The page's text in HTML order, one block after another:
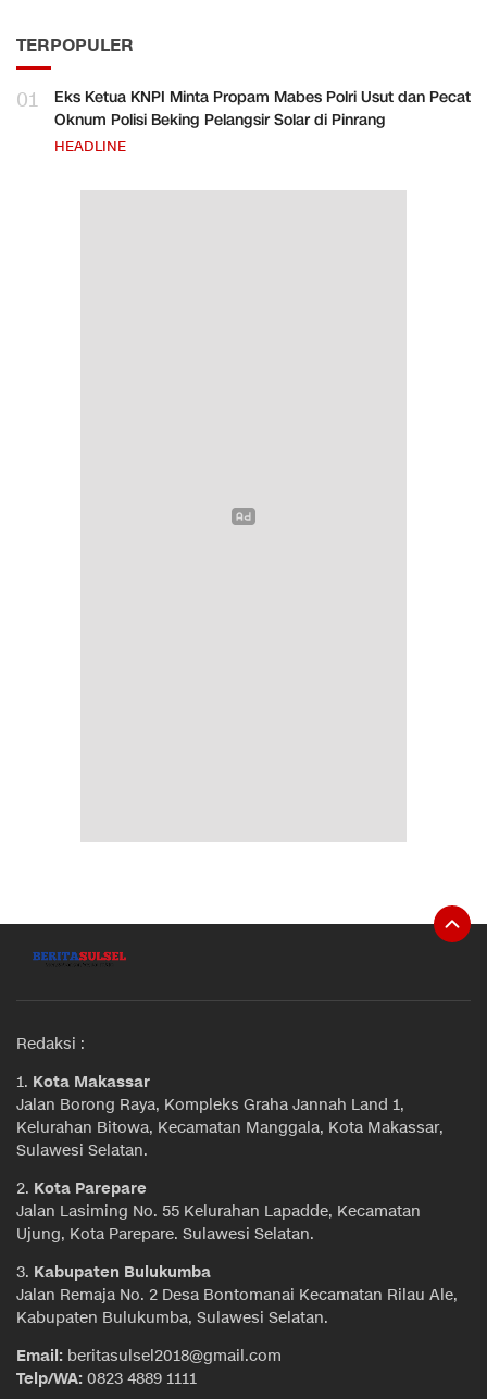
TERPOPULER
01
Eks Ketua KNPI Minta Propam Mabes Polri Usut dan Pecat
Oknum Polisi Beking Pelangsir Solar di Pinrang
HEADLINE
Redaksi :
1. Kota Makassar
Jalan Borong Raya, Kompleks Graha Jannah Land 1,
Kelurahan Bitowa, Kecamatan Manggala, Kota Makassar,
Sulawesi Selatan.
2. Kota Parepare
Jalan Lasiming No. 55 Kelurahan Lapadde, Kecamatan
Ujung, Kota Parepare. Sulawesi Selatan.
3. Kabupaten Bulukumba
Jalan Remaja No. 2 Desa Bontomanai Kecamatan Rilau Ale,
Kabupaten Bulukumba, Sulawesi Selatan.
Email: beritasulsel2018@gmail.com
Telp/WA: 0823 4889 1111